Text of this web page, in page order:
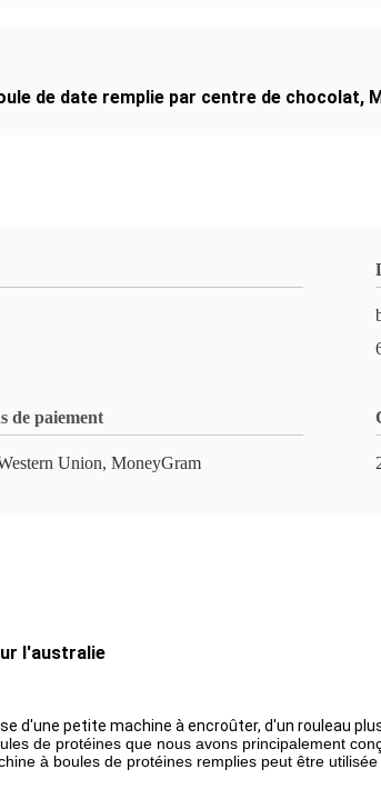
de date remplie par centre de chocolat,
de paiement
Union, MoneyGram
l'australie
d'une petite machine à encroûter, d'un rouleau
de protéines que nous avons principalement
à boules de protéines remplies peut être